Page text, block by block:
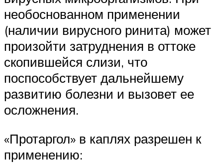
необоснованном применении
(наличии вирусного ринита) может
произойти затруднения в оттоке
скопившейся слизи, что
поспособствует дальнейшему
развитию болезни и вызовет ее
осложнения.
«Протаргол» в каплях разрешен к
применению: